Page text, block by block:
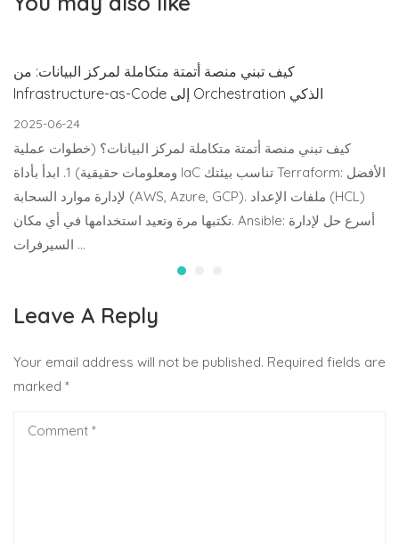
كيف تبني منصة أتمتة متكاملة لمركز البيانات: من
Infrastructure-as-Code إلى Orchestration الذكي
2025-06-24
كيف تبني منصة أتمتة متكاملة لمركز البيانات؟ (خطوات عملية
ومعلومات حقيقية) 1. ابدأ بأداة IaC تناسب بيئتك Terraform: الأفضل
لإدارة موارد السحابة (AWS, Azure, GCP). ملفات الإعداد (HCL)
تكتبها مرة وتعيد استخدامها في أي مكان. Ansible: أسرع حل لإدارة
السيرفرات …
Leave A Reply
Your email address will not be published. Required fields are
marked *